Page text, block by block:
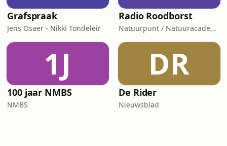
Grafspraak
Jens Osaer - Nikki Tondeleir
Radio Roodborst
Natuurpunt / Natuuracademie
1J
100 jaar NMBS
NMBS
DR
De Rider
Nieuwsblad